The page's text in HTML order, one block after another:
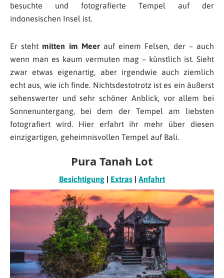
besuchte und fotografierte Tempel auf der
indonesischen Insel ist.
Er stehtmitten im Meerauf einem Felsen, der – auch
wenn man es kaum vermuten mag – künstlich ist. Sieht
zwar etwas eigenartig, aber irgendwie auch ziemlich
echt aus, wie ich finde. Nichtsdestotrotz ist es ein äußerst
sehenswerter und sehr schöner Anblick, vor allem bei
Sonnenuntergang, bei dem der Tempel am liebsten
fotografiert wird. Hier erfahrt ihr mehr über diesen
einzigartigen, geheimnisvollen Tempel auf Bali.
Pura Tanah Lot
Besichtigung | Extras | Anfahrt